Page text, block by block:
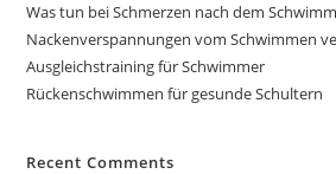
Was tun bei Schmerzen nach dem
Nackenverspannungen vom Schwimmen
Ausgleichstraining für Schwimmer
Rückenschwimmen für gesunde Schultern
Recent Comments